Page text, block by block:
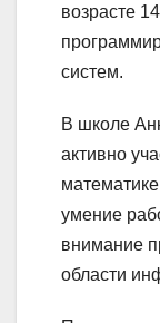
возрасте
систем.
В школе
активно
умение
внимание
области